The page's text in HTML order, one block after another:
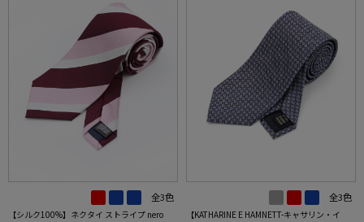
全3色
【シルク100%】ネクタイ ストライプ nero
全3色
【KATHARINE E HAMNETT-キャサリン・イ